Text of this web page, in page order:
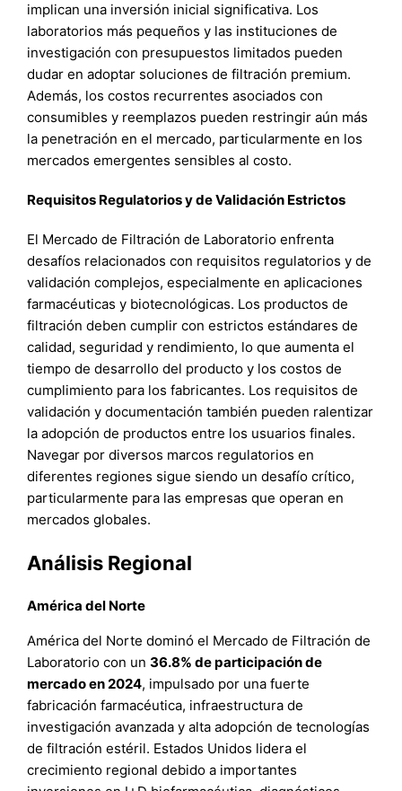
implican una inversión inicial significativa. Los
laboratorios más pequeños y las instituciones de
investigación con presupuestos limitados pueden
dudar en adoptar soluciones de filtración premium.
Además, los costos recurrentes asociados con
consumibles y reemplazos pueden restringir aún más
la penetración en el mercado, particularmente en los
mercados emergentes sensibles al costo.
Requisitos Regulatorios y de Validación Estrictos
El Mercado de Filtración de Laboratorio enfrenta
desafíos relacionados con requisitos regulatorios y de
validación complejos, especialmente en aplicaciones
farmacéuticas y biotecnológicas. Los productos de
filtración deben cumplir con estrictos estándares de
calidad, seguridad y rendimiento, lo que aumenta el
tiempo de desarrollo del producto y los costos de
cumplimiento para los fabricantes. Los requisitos de
validación y documentación también pueden ralentizar
la adopción de productos entre los usuarios finales.
Navegar por diversos marcos regulatorios en
diferentes regiones sigue siendo un desafío crítico,
particularmente para las empresas que operan en
mercados globales.
Análisis Regional
América del Norte
América del Norte dominó el Mercado de Filtración de
Laboratorio con un36.8% de participación de
mercado en 2024, impulsado por una fuerte
fabricación farmacéutica, infraestructura de
investigación avanzada y alta adopción de tecnologías
de filtración estéril. Estados Unidos lidera el
crecimiento regional debido a importantes